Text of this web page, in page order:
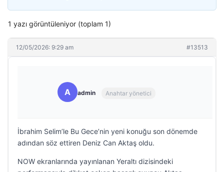
1 yazı görüntüleniyor (toplam 1)
12/05/2026: 9:29 am #13513
A admin Anahtar yönetici
İbrahim Selim’le Bu Gece’nin yeni konuğu son dönemde
adından söz ettiren Deniz Can Aktaş oldu.
NOW ekranlarında yayınlanan Yeraltı dizisindeki